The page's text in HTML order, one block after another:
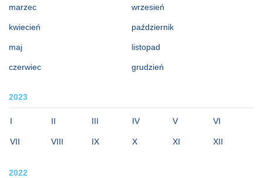
marzec
kwiecień
maj
czerwiec
wrzesień
październik
listopad
grudzień
2023
I II III IV V VI
VII VIII IX X XI XII
2022